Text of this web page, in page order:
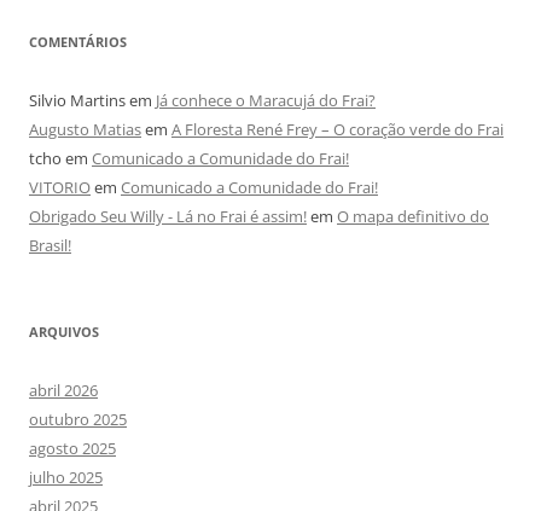
COMENTÁRIOS
Silvio Martinsem Já conhece o Maracujá do Frai?
Augusto Matiasem A Floresta René Frey – O coração verde do Frai
tcho em Comunicado a Comunidade do Frai!
VITORIOem Comunicado a Comunidade do Frai!
Obrigado Seu Willy - Lá no Frai é assim!em O mapa definitivo do
Brasil!
ARQUIVOS
abril 2026
outubro 2025
agosto 2025
julho 2025
abril 2025